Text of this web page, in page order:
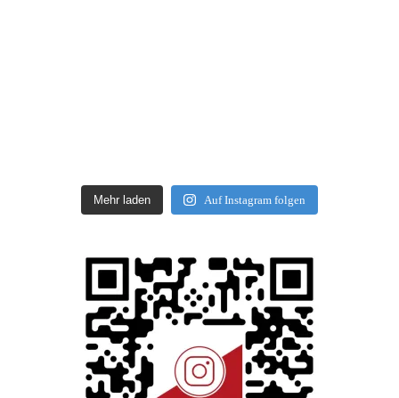
Mehr laden Auf Instagram folgen